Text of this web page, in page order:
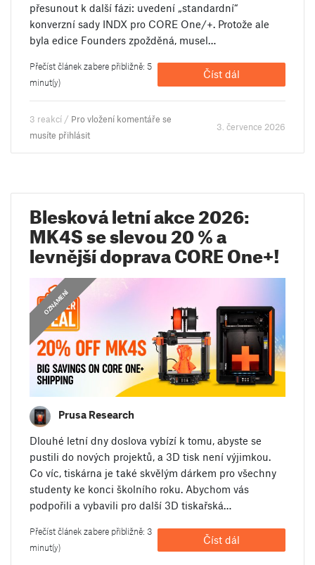
přesunout k další fázi: uvedení „standardní“
konverzní sady INDX pro CORE One/+. Protože ale
byla edice Founders zpožděná, musel…
Přečíst článek zabere přibližně: 5
minut(y)
Číst dál
3 reakcí / Pro vložení komentáře se
musíte přihlásit
3. července 2026
Blesková letní akce 2026:
MK4S se slevou 20 % a
levnější doprava CORE One+!
OZNÁMENÍ
Prusa Research
Dlouhé letní dny doslova vybízí k tomu, abyste se
pustili do nových projektů, a 3D tisk není výjimkou.
Co víc, tiskárna je také skvělým dárkem pro všechny
studenty ke konci školního roku. Abychom vás
podpořili a vybavili pro další 3D tiskařská…
Přečíst článek zabere přibližně: 3
minut(y)
Číst dál